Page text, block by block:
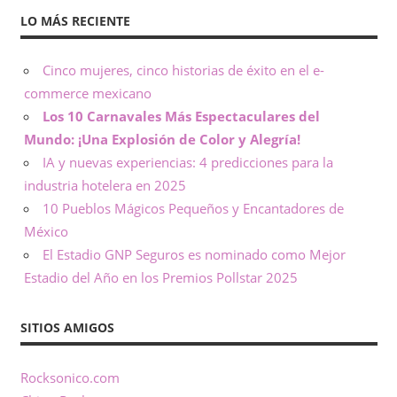
LO MÁS RECIENTE
Cinco mujeres, cinco historias de éxito en el e-
commerce mexicano
Los 10 Carnavales Más Espectaculares del
Mundo: ¡Una Explosión de Color y Alegría!
IA y nuevas experiencias: 4 predicciones para la
industria hotelera en 2025
10 Pueblos Mágicos Pequeños y Encantadores de
México
El Estadio GNP Seguros es nominado como Mejor
Estadio del Año en los Premios Pollstar 2025
SITIOS AMIGOS
Rocksonico.com